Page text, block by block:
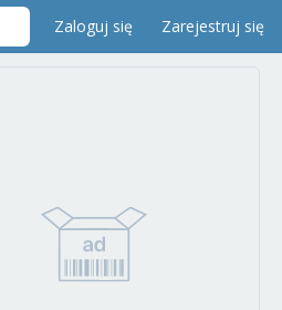
Zaloguj się Zarejestruj się